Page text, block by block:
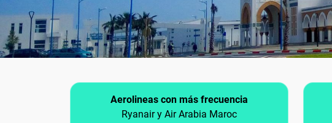
Aerolineas con más frecuencia
Ryanair y Air Arabia Maroc